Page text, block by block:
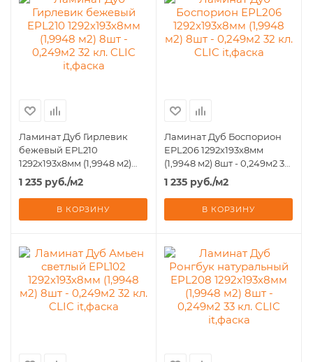
Ламинат Дуб Гирлевик
бежевый EPL210
1292х193х8мм (1,9948 м2)
8шт - 0,249м2 32 кл. CLIC
it,фаска
1 235 руб./м2
В КОРЗИНУ
Ламинат Дуб Боспорион
EPL206 1292х193х8мм
(1,9948 м2) 8шт - 0,249м2 32
кл. CLIC it,фаска
1 235 руб./м2
В КОРЗИНУ